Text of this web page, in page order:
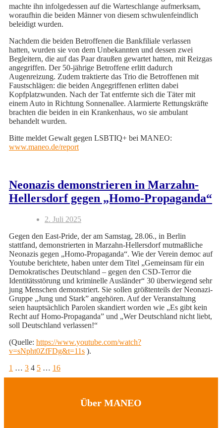
machte ihn infolgedessen auf die Warteschlange aufmerksam,
woraufhin die beiden Männer von diesem schwulenfeindlich
beleidigt wurden.
Nachdem die beiden Betroffenen die Bankfiliale verlassen
hatten, wurden sie von dem Unbekannten und dessen zwei
Begleitern, die auf das Paar draußen gewartet hatten, mit Reizgas
angegriffen. Der 50-jährige Betroffene erlitt dadurch
Augenreizung. Zudem traktierte das Trio die Betroffenen mit
Faustschlägen: die beiden Angegriffenen erlitten dabei
Kopfplatzwunden. Nach der Tat entfernte sich die Täter mit
einem Auto in Richtung Sonnenallee. Alarmierte Rettungskräfte
brachten die beiden in ein Krankenhaus, wo sie ambulant
behandelt wurden.
Bitte meldet Gewalt gegen LSBTIQ+ bei MANEO:
www.maneo.de/report
Neonazis demonstrieren in Marzahn-
Hellersdorf gegen „Homo-Propaganda“
2. Juli 2025
Gegen den East-Pride, der am Samstag, 28.06., in Berlin
stattfand, demonstrierten in Marzahn-Hellersdorf mutmaßliche
Neonazis gegen „Homo-Propaganda“. Wie der Verein democ auf
Youtube berichtete, haben unter dem Titel „Gemeinsam für ein
Demokratisches Deutschland – gegen den CSD-Terror die
Identitätsstörung und kriminelle Ausländer“ 30 überwiegend sehr
jung Menschen demonstriert. Sie sollen größtenteils der Neonazi-
Gruppe „Jung und Stark” angehören. Auf der Veranstaltung
seien hauptsächlich Parolen skandiert worden wie „Es gibt kein
Recht auf Homo-Propaganda” und „Wer Deutschland nicht liebt,
soll Deutschland verlassen!“
(Quelle: https://www.youtube.com/watch?
v=sNpht0ZfFDg&t=11s ).
Seitennummerierung
Seite
1 … Seite
3 Seite
4 Seite
5 … Seite
16
Über MANEO